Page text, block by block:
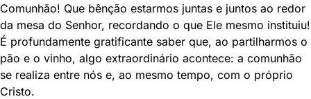
Comunhão! Que bênção estarmos juntas e juntos ao redor
da mesa do Senhor, recordando o que Ele mesmo instituiu!
É profundamente gratificante saber que, ao partilharmos o
pão e o vinho, algo extraordinário acontece: a comunhão
se realiza entre nós e, ao mesmo tempo, com o próprio
Cristo.